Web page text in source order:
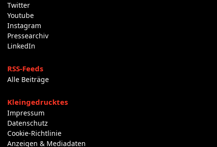
Twitter
Youtube
Instagram
Pressearchiv
LinkedIn
RSS-Feeds
Alle Beiträge
Kleingedrucktes
Impressum
Datenschutz
Cookie-Richtlinie
Anzeigen & Mediadaten